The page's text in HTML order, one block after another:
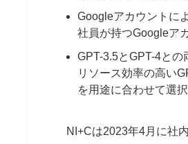
Googleアカウントに
社員が持つGoogleア
GPT-3.5とGPT-4と
リソース効率の高い
を用途に合わせて選
NI+Cは2023年4月に社